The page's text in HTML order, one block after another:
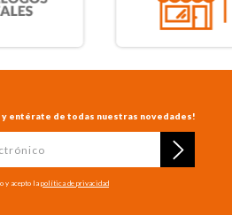
y entérate de todas nuestras novedades!
y acepto lapolítica de privacidad